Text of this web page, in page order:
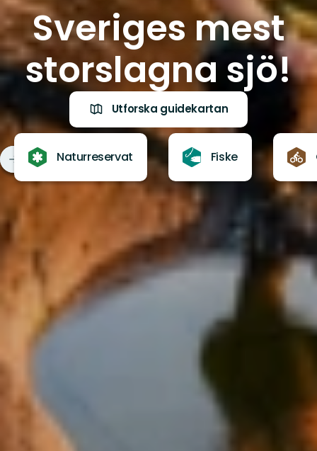
Sveriges mest
storslagna sjö!
Utforska guidekartan
Naturreservat Fiske